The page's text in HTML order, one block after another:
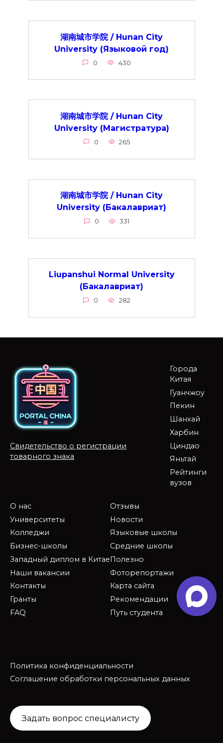
湖南城市学院 / Hunan City
University (Языковой год)
0 430
湖南城市学院 / Hunan City
University (Магистратура)
0 265
湖南城市学院 / Hunan City
University (Бакалавриат)
0 331
Liupanshui Normal University
(Бакалавриат)
0 282
Свидетельство о регистрации
товарного знака
Города
Китая
Гуанчжоу
Пекин
Шанхай
Харбин
Циндао
Яньтай
Рейтинги
вузов
О нас
Университеты
Колледжи
Бизнес-школы
Западный диплом в Китае
Наши вакансии
Контакты
Гранты
FAQ
Отзывы
Новости
Языковые школы
Средние школы
Полезно
Фоторепортажи
Карта сайта
Рекомендации
Путь студента
Политика конфиденциальности
Соглашение обработки персональных данных
Задать вопрос специалисту